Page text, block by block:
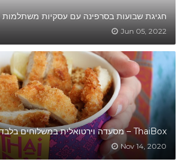
חגיגת שבועות בסרפינה עם עסקיות משתלמות
Jun 05, 2022
ThaiBox – מסעדה וירטואלית במשלוחים בלבד
Nov 14, 2020